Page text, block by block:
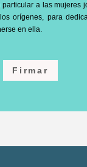
particular a las mujeres
orígenes, para
en ella.
Firmar